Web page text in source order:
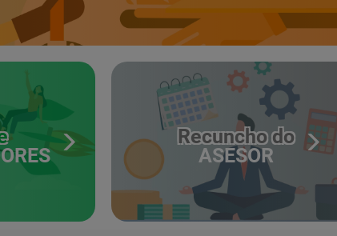
Recuncho do
ASESOR